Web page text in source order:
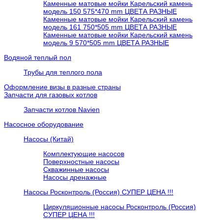
Каменные матовые мойки Карельский камень
модель 150 575*470 mm ЦВЕТА РАЗНЫЕ
Каменные матовые мойки Карельский камень
модель 161 750*505 mm ЦВЕТА РАЗНЫЕ
Каменные матовые мойки Карельский камень
модель 9 570*505 mm ЦВЕТА РАЗНЫЕ
Водяной теплый пол
Трубы для теплого пола
Оформление визы в разные страны
Запчасти для газовых котлов
Запчасти котлов Navien
Насосное оборудование
Насосы (Китай)
Комплектующие насосов
Поверхностные насосы
Скважинные насосы
Насосы дренажные
Насосы Росконтроль (Россия) СУПЕР ЦЕНА !!!
Циркуляционные насосы Росконтроль (Россия)
СУПЕР ЦЕНА !!!